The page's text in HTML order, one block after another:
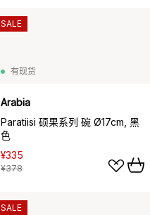
有现货
Arabia
Paratiisi 硕果系列 碗 Ø17cm, 黑
色
¥335
¥378
SALE
SALE